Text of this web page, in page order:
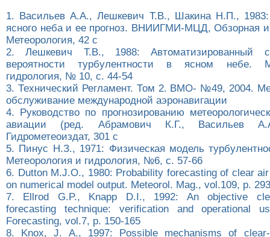
1. Васильев А.А., Лешкевич Т.В., Шакина Н.П., 1983:
ясного неба и ее прогноз. ВНИИГМИ-МЦД, Обзорная
Метеорология, 42 с
2. Лешкевич Т.В., 1988: Автоматизированный
вероятности турбулентности в ясном небе.
гидрология, № 10, с. 44-54
3. Технический Регламент. Том 2. ВМО- №49, 2004.
обслуживание международной аэронавигации
4. Руководство по прогнозированию
авиации (ред. Абрамович К.Г., Васильев
Гидрометеоиздат, 301 с
5. Пинус Н.З., 1971: Физическая модель
Метеорология и гидрология, №6, с. 57-66
6. Dutton M.J.O., 1980: Probability forecasting of clear
on numerical model output. Meteorol. Mag., vol.109, p.
7. Ellrod G.P., Knapp D.I., 1992: An objective
forecasting technique: verification and operational
Forecasting, vol.7, p. 150-165
8. Knox, J. A., 1997: Possible mechanisms of